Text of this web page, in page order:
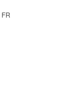
FR